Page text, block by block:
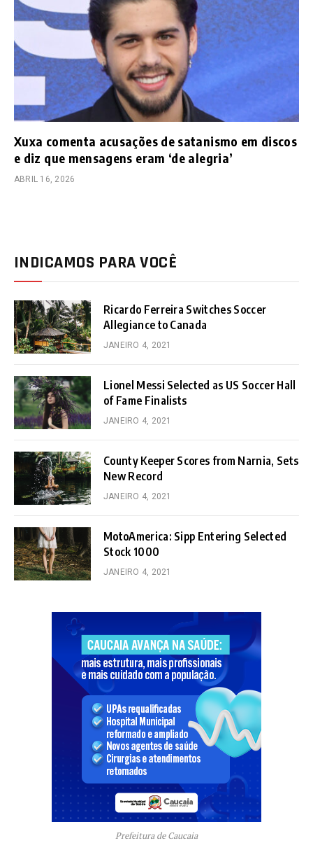
Xuxa comenta acusações de satanismo em discos
e diz que mensagens eram ‘de alegria’
ABRIL 16, 2026
INDICAMOS PARA VOCÊ
Ricardo Ferreira Switches Soccer
Allegiance to Canada
JANEIRO 4, 2021
Lionel Messi Selected as US Soccer Hall
of Fame Finalists
JANEIRO 4, 2021
County Keeper Scores from Narnia, Sets
New Record
JANEIRO 4, 2021
MotoAmerica: Sipp Entering Selected
Stock 1000
JANEIRO 4, 2021
Prefeitura de Caucaia